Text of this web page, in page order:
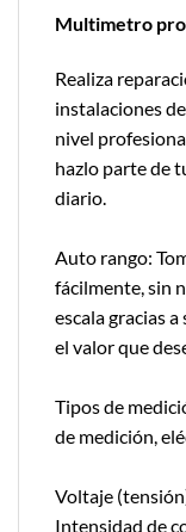
Multimetro
Realiza
instalaciones
nivel
hazlo parte de
diario.
Auto rango:
fácilmente, sin
escala gracias
el valor que
Tipos de
de medición,
Voltaje
Intensidad de